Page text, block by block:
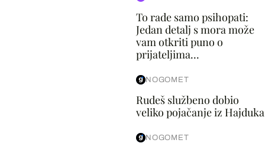
To rade samo psihopati:
Jedan detalj s mora može
vam otkriti puno o
prijateljima...
NOGOMET
Rudeš službeno dobio
veliko pojačanje iz Hajduka
NOGOMET